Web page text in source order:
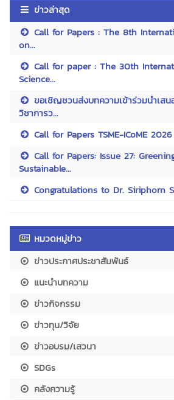
ข่าวล่าสุด
Call for Papers : The 8th
on...
Call for paper : The 30th
Science...
ขอเชิญชวนส่งบทความเข้าร่วมนำเสน
วิชาการว...
Call for Papers TSME-ICoME 2026
Call for Papers: Issue 27:
Sustainable...
Congratulations to Dr. Siriphorn
หมวดหมู่ข่าว
ข่าวประกาศประชาสัมพันธ์
แนะนำบทความ
ข่าวกิจกรรม
ข่าวทุน/วิจัย
ข่าวอบรม/เสวนา
SDGs
คลังความรู้